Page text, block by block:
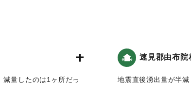
量したのは1ヶ所だっ
速見郡由布院
地震直後湧出量が半